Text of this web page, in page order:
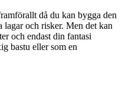
då du kan bygga den
och risker. Men det kan
och endast din fantasi
bastu eller som en